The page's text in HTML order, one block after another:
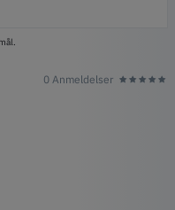
0 Anmeldelser